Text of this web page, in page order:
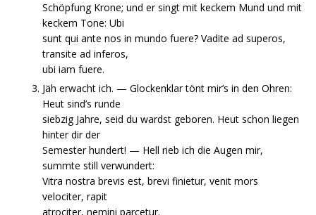
Schöpfung Krone; und er singt mit keckem Mund und mit
keckem Tone: Ubi
sunt qui ante nos in mundo fuere? Vadite ad superos,
transite ad inferos,
ubi iam fuere.
Jäh erwacht ich. — Glockenklar tönt mir’s in den Ohren:
Heut sind’s runde
siebzig Jahre, seid du wardst geboren. Heut schon liegen
hinter dir der
Semester hundert! — Hell rieb ich die Augen mir,
summte still verwundert:
Vitra nostra brevis est, brevi finietur, venit mors
velociter, rapit
atrociter, nemini parcetur.